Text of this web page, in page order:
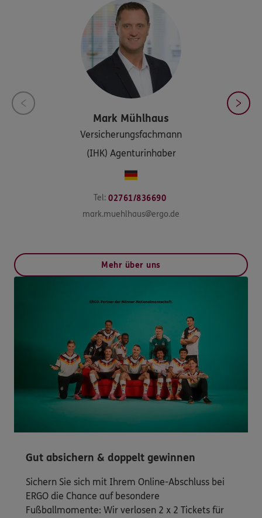
Mark Mühlhaus
Versicherungsfachmann
(IHK) Agenturinhaber
Tel: 02761/836690
mark.muehlhaus@ergo.de
Mehr über uns
Gut absichern & doppelt gewinnen
Sichern Sie sich mit Ihrem Online-Abschluss bei
ERGO die Chance auf besondere
Fußballmomente: Wir verlosen 2 x 2 Tickets für